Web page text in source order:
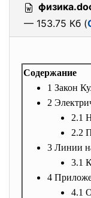
— 153.75 Кб (
Содержание
1 Закон
2
2.1
2.2
3 Линии
3.1
4
4.1